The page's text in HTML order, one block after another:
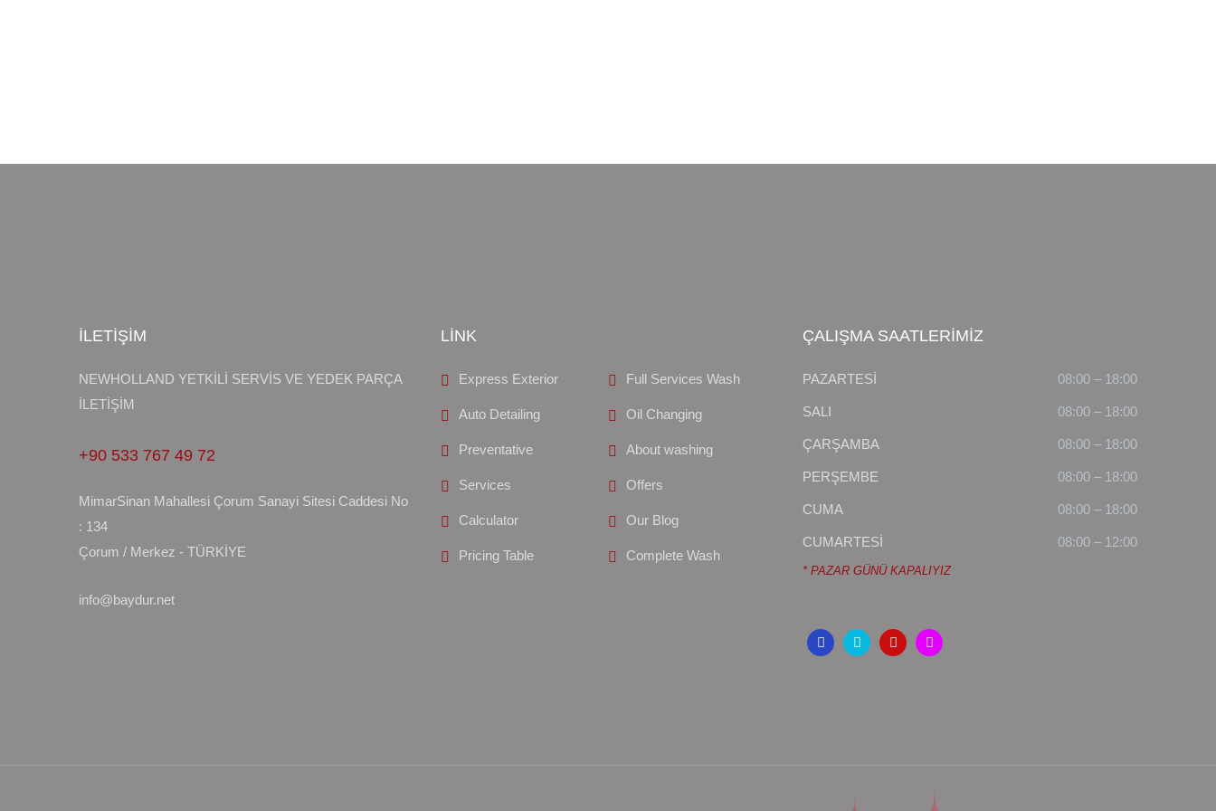
İLETİŞİM
NEWHOLLAND YETKİLİ SERVİS VE YEDEK PARÇA
İLETİŞİM
+90 533 767 49 72
MimarSinan Mahallesi Çorum Sanayi Sitesi Caddesi No
: 134
Çorum / Merkez - TÜRKİYE
info@baydur.net
LİNK
Express Exterior Full Services Wash
Auto Detailing Oil Changing
Preventative About washing
Services Offers
Calculator Our Blog
Pricing Table Complete Wash
ÇALIŞMA SAATLERİMİZ
PAZARTESİ 08:00 – 18:00
SALI 08:00 – 18:00
ÇARŞAMBA 08:00 – 18:00
PERŞEMBE 08:00 – 18:00
CUMA 08:00 – 18:00
CUMARTESİ 08:00 – 12:00
* PAZAR GÜNÜ KAPALIYIZ